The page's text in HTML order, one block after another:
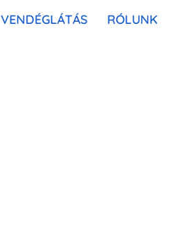
VENDÉGLÁTÁS
RÓLUNK